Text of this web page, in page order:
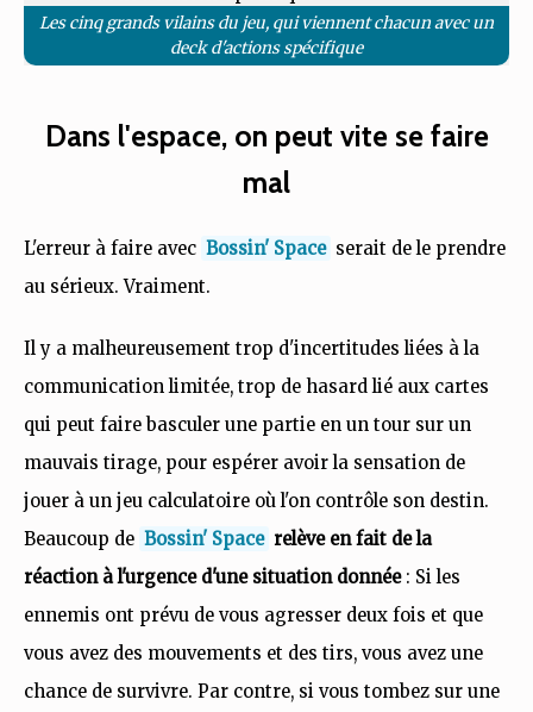
Les cinq grands vilains du jeu, qui viennent chacun avec un
deck d'actions spécifique
Dans l'espace, on peut vite se faire
mal
L'erreur à faire avec Bossin' Space serait de le prendre
au sérieux. Vraiment.
Il y a malheureusement trop d'incertitudes liées à la
communication limitée, trop de hasard lié aux cartes
qui peut faire basculer une partie en un tour sur un
mauvais tirage, pour espérer avoir la sensation de
jouer à un jeu calculatoire où l'on contrôle son destin.
Beaucoup de Bossin' Space relève en fait de la
réaction à l'urgence d'une situation donnée: Si les
ennemis ont prévu de vous agresser deux fois et que
vous avez des mouvements et des tirs, vous avez une
chance de survivre. Par contre, si vous tombez sur une